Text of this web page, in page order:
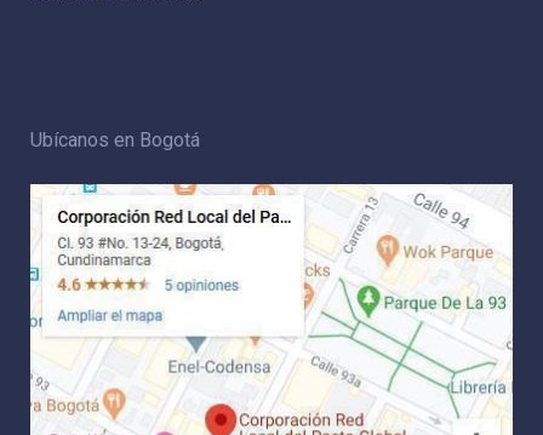
Ubícanos en Bogotá